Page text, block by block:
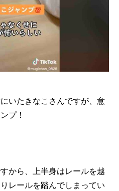
いたきなこさんですが、意
プ！
から、上半身はレールを越
レールを踏んでしまってい